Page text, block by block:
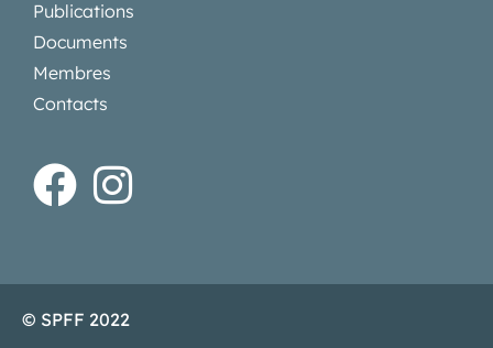
Publications
Documents
Membres
Contacts
© SPFF 2022